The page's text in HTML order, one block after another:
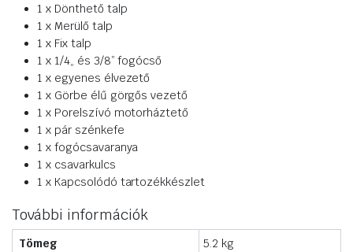
1 x Dönthető talp
1 x Merülő talp
1 x Fix talp
1 x 1/4„ és 3/8” fogócső
1 x egyenes élvezető
1 x Görbe élű görgős vezető
1 x Porelszívó motorháztető
1 x pár szénkefe
1 x fogócsavaranya
1 x csavarkulcs
1 x Kapcsolódó tartozékkészlet
További információk
Tömeg 5.2 kg